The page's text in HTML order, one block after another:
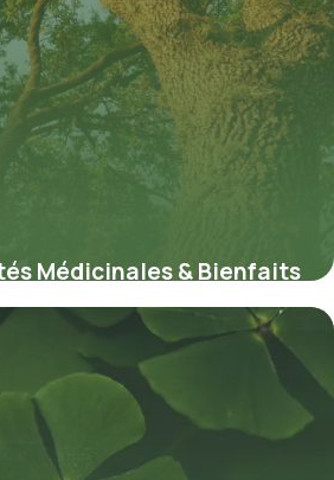
Médicinales & Bienfaits